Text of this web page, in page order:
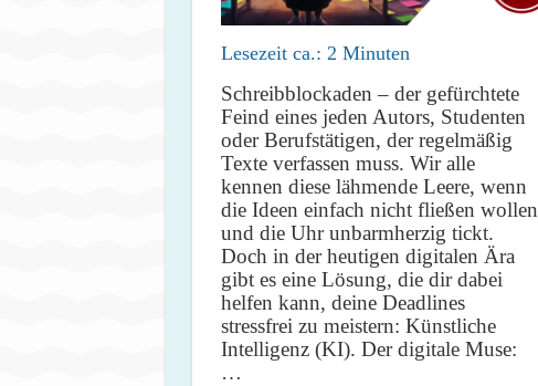
Lesezeit ca.: 2 Minuten
Schreibblockaden – der gefürchtete
Feind eines jeden Autors, Studenten
oder Berufstätigen, der regelmäßig
Texte verfassen muss. Wir alle
kennen diese lähmende Leere, wenn
die Ideen einfach nicht fließen wollen
und die Uhr unbarmherzig tickt.
Doch in der heutigen digitalen Ära
gibt es eine Lösung, die dir dabei
helfen kann, deine Deadlines
stressfrei zu meistern: Künstliche
Intelligenz (KI). Der digitale Muse:
…